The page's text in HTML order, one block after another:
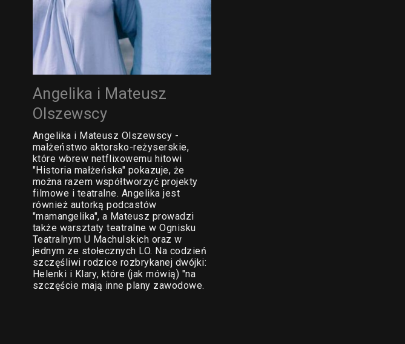
Angelika i Mateusz
Olszewscy
Angelika i Mateusz Olszewscy -
małżeństwo aktorsko-reżyserskie,
które wbrew netflixowemu hitowi
"Historia małżeńska" pokazuje, że
można razem współtworzyć projekty
filmowe i teatralne. Angelika jest
również autorką podcastów
"mamangelika", a Mateusz prowadzi
także warsztaty teatralne w Ognisku
Teatralnym U Machulskich oraz w
jednym ze stołecznych LO. Na codzień
szczęśliwi rodzice rozbrykanej dwójki:
Helenki i Klary, które (jak mówią) "na
szczęście mają inne plany zawodowe.